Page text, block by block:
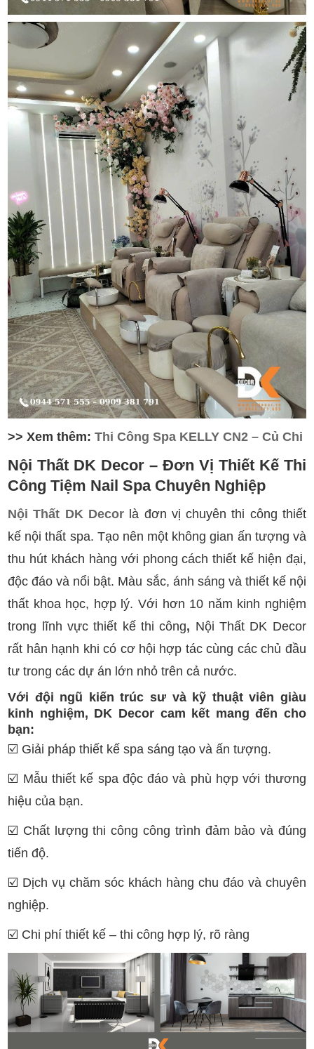
>> Xem thêm:Thi Công Spa KELLY CN2 – Củ Chi
Nội Thất DK Decor – Đơn Vị Thiết Kế Thi
CôngTiệm Nail Spa Chuyên Nghiệp
Nội Thất DK Decorlà đơn vị chuyên thi công thiết
kế nội thất spa. Tạo nên một không gian ấn tượng và
thu hút khách hàng với phong cách thiết kế hiện đại,
độc đáo và nổi bật. Màu sắc, ánh sáng và thiết kế nội
thất khoa học, hợp lý. Với hơn 10 năm kinh nghiệm
trong lĩnh vực thiết kế thi công, Nội Thất DK Decor
rất hân hạnh khi có cơ hội hợp tác cùng các chủ đầu
tư trong các dự án lớn nhỏ trên cả nước.
Với đội ngũ kiến trúc sư và kỹ thuật viên giàu
kinh nghiệm, DK Decor cam kết mang đến cho
bạn:
☑️ Giải pháp thiết kế spa sáng tạo và ấn tượng.
☑️ Mẫu thiết kế spa độc đáo và phù hợp với thương
hiệu của bạn.
☑️ Chất lượng thi công công trình đảm bảo và đúng
tiến độ.
☑️ Dịch vụ chăm sóc khách hàng chu đáo và chuyên
nghiệp.
☑️ Chi phí thiết kế – thi công hợp lý, rõ ràng